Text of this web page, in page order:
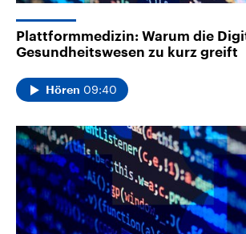
Plattformmedizin: Warum die
Gesundheitswesen zu kurz greift
Hören 09:40